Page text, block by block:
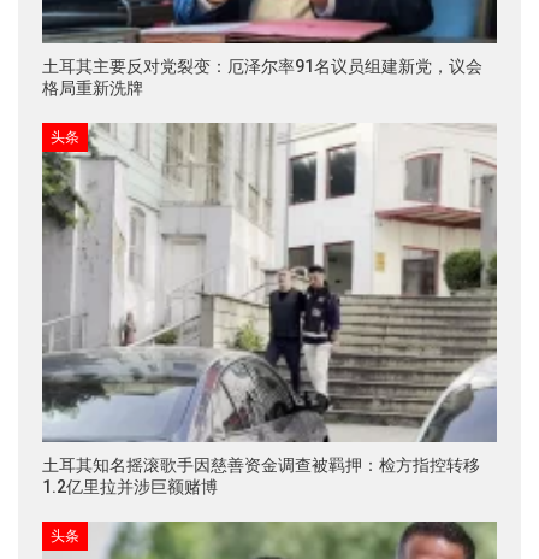
土耳其主要反对党裂变：厄泽尔率91名议员组建新党，议会
格局重新洗牌
头条
土耳其知名摇滚歌手因慈善资金调查被羁押：检方指控转移
1.2亿里拉并涉巨额赌博
头条